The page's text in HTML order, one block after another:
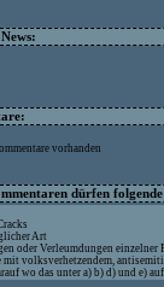
vorhanden
dürfen
Art
oder Verleumdungen einzelner
mit volksverhetzendem,
wo das unter a) b) d) und e)